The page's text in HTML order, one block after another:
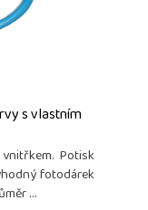
s vlastním
Potisk
fotodárek
...